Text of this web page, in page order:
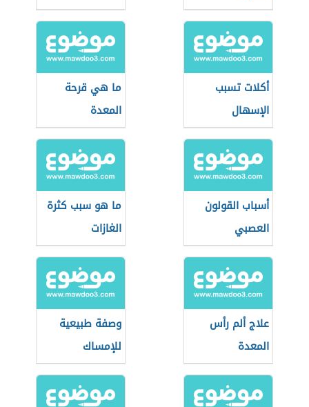
أكلات تسبب
الإسهال
ما هي قرحة
المعدة
أسباب القولون
العصبي
ما هو سبب كثرة
الغازات
علاج ألم رأس
المعدة
وصفة طبيعية
للإمساك